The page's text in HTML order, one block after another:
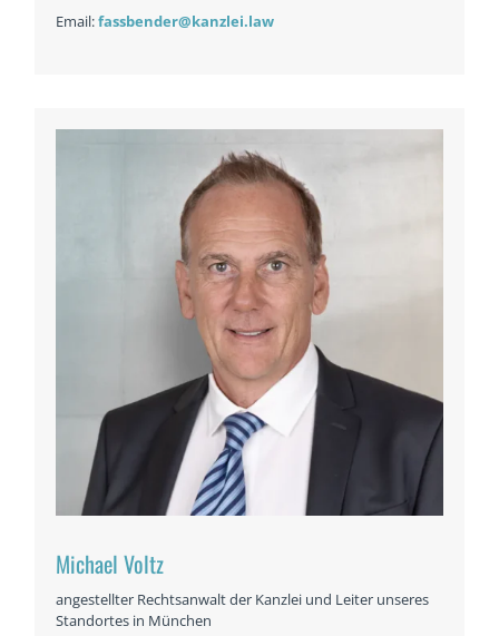
Email:fassbender@kanzlei.law
Michael Voltz
angestellter Rechtsanwalt der Kanzlei und Leiter unseres
Standortes in München